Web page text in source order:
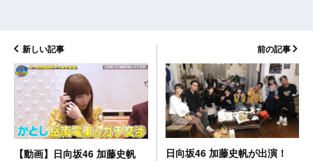
新しい記事
【動画】日向坂46 加藤史帆
前の記事
日向坂46 加藤史帆が出演！